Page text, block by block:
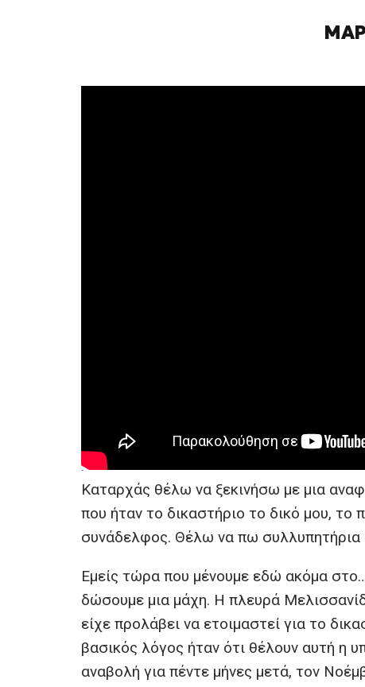
.
Καταρχάς θέλω να ξεκινήσω με μια
που ήταν το δικαστήριο το δικό μου, το
συνάδελφος. Θέλω να πω συλλυπητήρια
Εμείς τώρα που μένουμε εδώ ακόμα
δώσουμε μια μάχη. Η πλευρά
είχε προλάβει να ετοιμαστεί για το
βασικός λόγος ήταν ότι θέλουν αυτή η
αναβολή για πέντε μήνες μετά, τον